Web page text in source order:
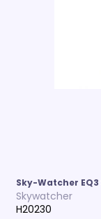
Sky-Watcher
Skywatcher
H20230